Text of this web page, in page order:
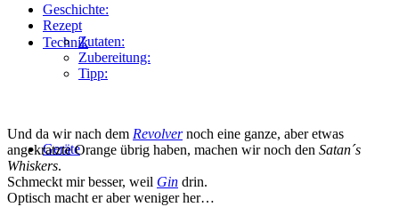
Technik
Geräte
Geschichte:
Rezept
Zutaten:
Zubereitung:
Tipp:
Und da wir nach dem Revolvernoch eine ganze, aber etwas
angekratzte Orange übrig haben, machen wir noch den Satan´s
Whiskers.
Schmeckt mir besser, weil Gin drin.
Optisch macht er aber weniger her…